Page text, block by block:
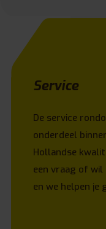
Service
De service
onderdeel
Hollandse
een vraag of wil
en we helpen je